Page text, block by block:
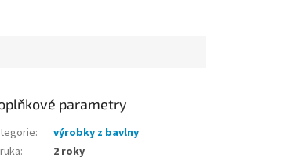
parametry
:
výrobky z bavlny
: 2 roky